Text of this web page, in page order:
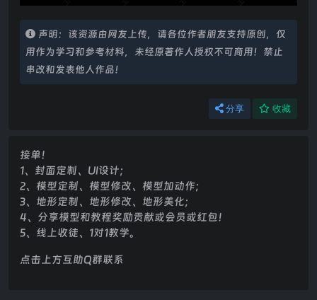
声明：该资源由网友上传，请各位作者朋友支持原创，仅
用作为学习和参考材料，未经原著作人授权不可商用！禁止
串改和发表他人作品！
分享 收藏
接单！
1、封面定制、UI设计；
2、模型定制、模型修改、模型加动作；
3、地形定制、地形修改、地形美化；
4、分享模型和教程奖励贡献或会员或红包！
5、线上收徒、1对1教学。
点击上方互助Q群联系